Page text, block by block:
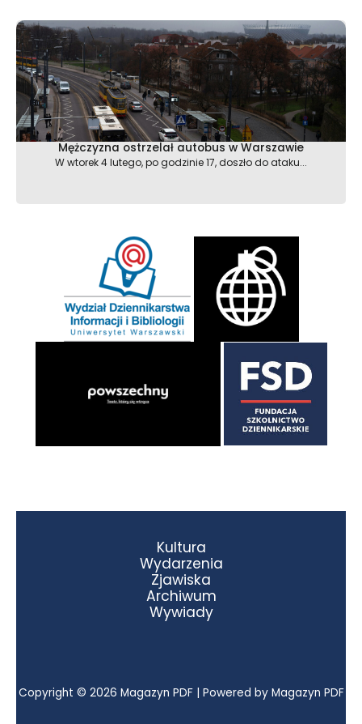
Mężczyzna ostrzelał autobus w Warszawie
W wtorek 4 lutego, po godzinie 17, doszło do ataku...
Kultura
Wydarzenia
Zjawiska
Archiwum
Wywiady
Copyright © 2026 Magazyn PDF | Powered by Magazyn PDF